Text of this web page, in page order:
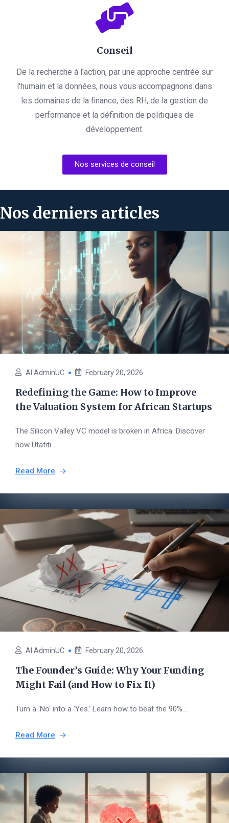
Conseil
De la recherche à l'action, par une approche centrée sur
l'humain et la données, nous vous accompagnons dans
les domaines de la finance, des RH, de la gestion de
performance et la définition de politiques de
développement.
Nos services de conseil
Nos derniers articles
AI AdminUC February 20, 2026
Redefining the Game: How to Improve
the Valuation System for African Startups
The Silicon Valley VC model is broken in Africa. Discover
how Utafiti...
Read More
AI AdminUC February 20, 2026
The Founder’s Guide: Why Your Funding
Might Fail (and How to Fix It)
Turn a 'No' into a 'Yes.' Learn how to beat the 90%...
Read More